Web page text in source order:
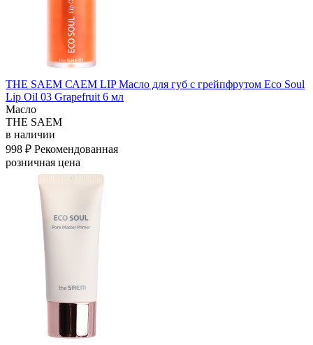
THE SAEM САЕМ LIP Масло для губ с грейпфрутом Eco Soul
Lip Oil 03 Grapefruit 6 мл
Масло
THE SAEM
в наличии
998 ₽ Рекомендованная
розничная цена